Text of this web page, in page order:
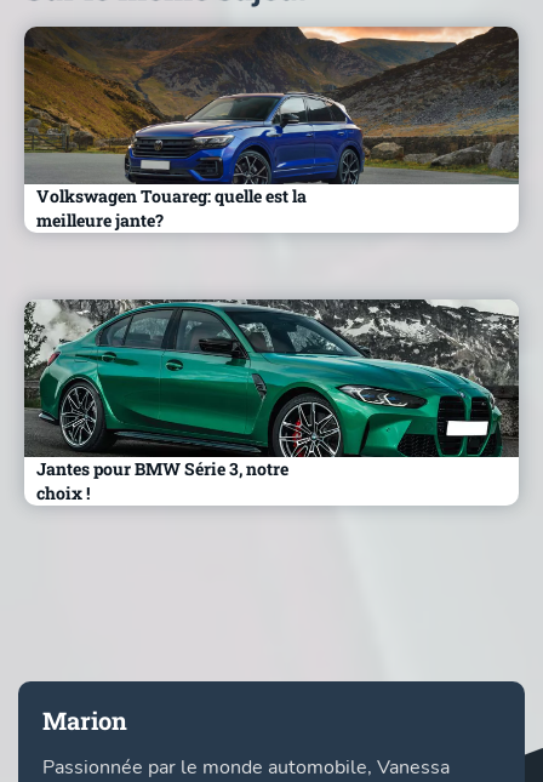
Volkswagen Touareg: quelle est la
meilleure jante?
Jantes pour BMW Série 3, notre
choix !
Marion
Passionnée par le monde automobile, Vanessa